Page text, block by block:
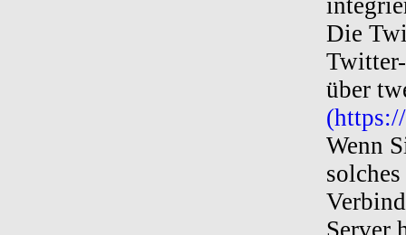
Die
über
Wenn
Server